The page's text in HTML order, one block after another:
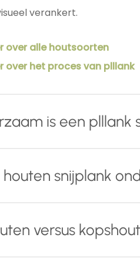
verankert.
over alle houtsoorten
over het proces van plllank
is een plllank
drie behandelingen die
zonder zorgen met
houten snijplank
versus